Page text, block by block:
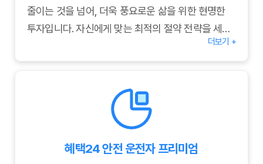
줄이는 것을 넘어, 더욱 풍요로운 삶을 위한 현명한
투자입니다. 자신에게 맞는 최적의 절약 전략을 세워
더보기 +
혜택24 안전 운전자 프리미엄